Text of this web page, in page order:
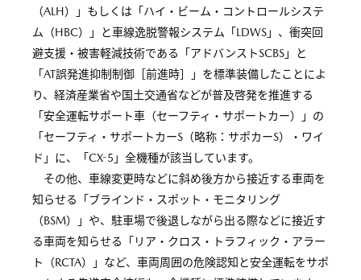
（ALH）」もしくは「ハイ・ビーム・コントロールシステ
ム（HBC）」と車線逸脱警報システム「LDWS」、衝突回
避支援・被害軽減技術である「アドバンストSCBS」と
「AT誤発進抑制制御［前進時］」を標準装備したことによ
り、経済産業省や国土交通省などが普及啓発を推進する
「安全運転サポート車（セーフティ・サポートカー）」の
「セーフティ・サポートカーS（略称：サポカーS）・ワイ
ド」に、「CX-5」全機種が該当しています。
その他、車線変更時などに斜め後方から接近する車両を
知らせる「ブラインド・スポット・モニタリング
（BSM）」や、駐車場で後退しながら出る際などに接近す
る車両を知らせる「リア・クロス・トラフィック・アラー
ト（RCTA）」など、車両周囲の危険認知と安全運転をサポ